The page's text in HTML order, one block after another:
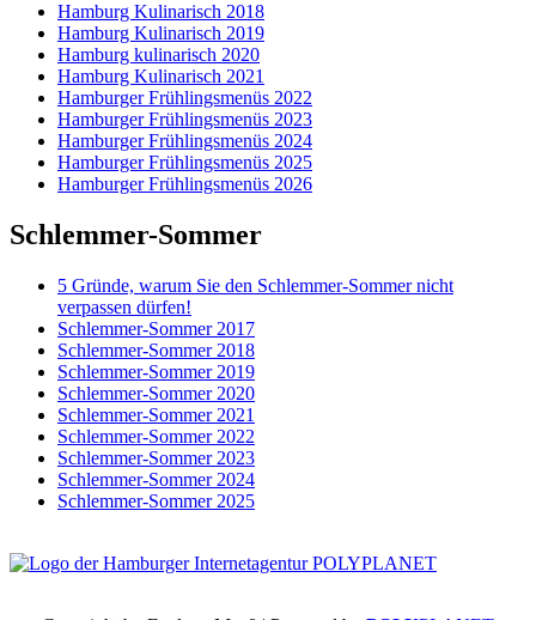
Hamburg Kulinarisch 2018
Hamburg Kulinarisch 2019
Hamburg kulinarisch 2020
Hamburg Kulinarisch 2021
Hamburger Frühlingsmenüs 2022
Hamburger Frühlingsmenüs 2023
Hamburger Frühlingsmenüs 2024
Hamburger Frühlingsmenüs 2025
Hamburger Frühlingsmenüs 2026
Schlemmer-Sommer
5 Gründe, warum Sie den Schlemmer-Sommer nicht
verpassen dürfen!
Schlemmer-Sommer 2017
Schlemmer-Sommer 2018
Schlemmer-Sommer 2019
Schlemmer-Sommer 2020
Schlemmer-Sommer 2021
Schlemmer-Sommer 2022
Schlemmer-Sommer 2023
Schlemmer-Sommer 2024
Schlemmer-Sommer 2025